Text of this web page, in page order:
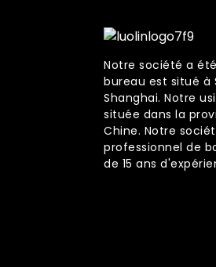
Notre société a
bureau est situé à
Shanghai. Notre
située dans la
Chine. Notre
professionnel de
de 15 ans